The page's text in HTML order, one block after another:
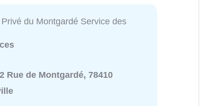
du Montgardé Service des
Rue de Montgardé, 78410